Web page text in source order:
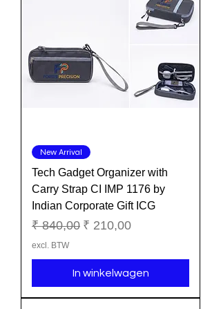
New Arrival
Tech Gadget Organizer with
Carry Strap CI IMP 1176 by
Indian Corporate Gift ICG
Normale prijs
₹ 840,00 Verkoopprijs
₹ 210,00
excl. BTW
In winkelwagen